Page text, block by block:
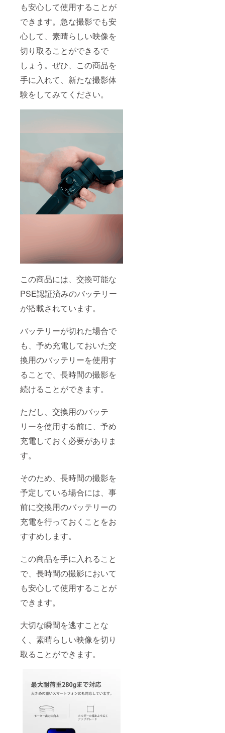
も安心して使用することが
できます。急な撮影でも安
心して、素晴らしい映像を
切り取ることができるで
しょう。ぜひ、この商品を
手に入れて、新たな撮影体
験をしてみてください。
この商品には、交換可能な
PSE認証済みのバッテリー
が搭載されています。
バッテリーが切れた場合で
も、予め充電しておいた交
換用のバッテリーを使用す
ることで、長時間の撮影を
続けることができます。
ただし、交換用のバッテ
リーを使用する前に、予め
充電しておく必要がありま
す。
そのため、長時間の撮影を
予定している場合には、事
前に交換用のバッテリーの
充電を行っておくことをお
すすめします。
この商品を手に入れること
で、長時間の撮影において
も安心して使用することが
できます。
大切な瞬間を逃すことな
く、素晴らしい映像を切り
取ることができます。